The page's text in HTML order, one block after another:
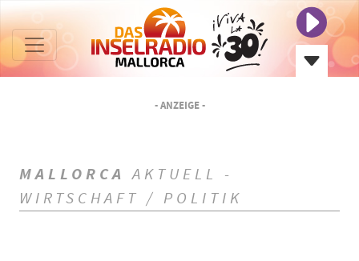
- ANZEIGE -
MALLORCA AKTUELL -
WIRTSCHAFT / POLITIK